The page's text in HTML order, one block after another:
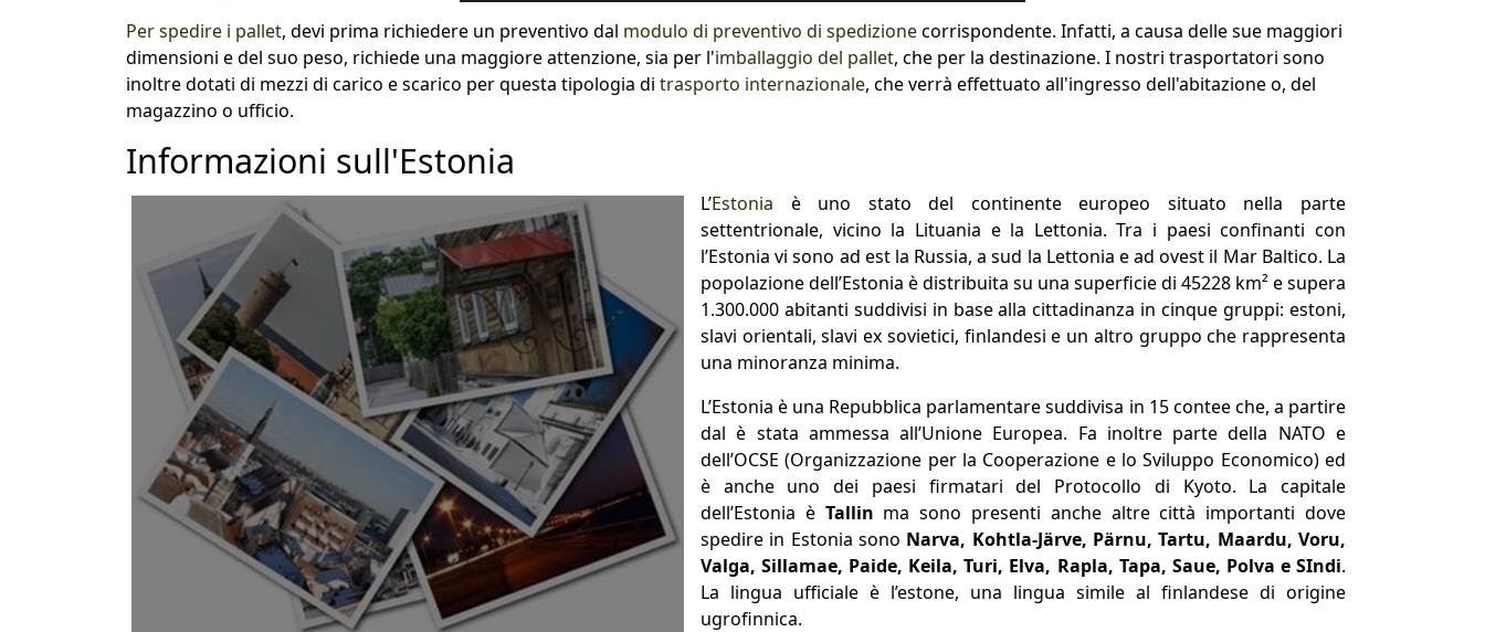
Per spedire i pallet, devi prima richiedere un preventivo dal modulo di preventivo di spedizionecorrispondente. Infatti, a causa delle sue maggiori
dimensioni e del suo peso, richiede una maggiore attenzione, sia per l'imballaggio del pallet, che per la destinazione. I nostri trasportatori sono
inoltre dotati di mezzi di carico e scarico per questa tipologia di trasporto internazionale, che verrà effettuato all'ingresso dell'abitazione o, del
magazzino o ufficio.
Informazioni sull'Estonia
L’Estonia è uno stato del continente europeo situato nella parte
settentrionale, vicino la Lituania e la Lettonia. Tra i paesi confinanti con
l’Estonia vi sono ad est la Russia, a sud la Lettonia e ad ovest il Mar Baltico. La
popolazione dell’Estonia è distribuita su una superficie di 45228 km² e supera
1.300.000 abitanti suddivisi in base alla cittadinanza in cinque gruppi: estoni,
slavi orientali, slavi ex sovietici, finlandesi e un altro gruppo che rappresenta
una minoranza minima.
L’Estonia è una Repubblica parlamentare suddivisa in 15 contee che, a partire
dal è stata ammessa all’Unione Europea. Fa inoltre parte della NATO e
dell’OCSE (Organizzazione per la Cooperazione e lo Sviluppo Economico) ed
è anche uno dei paesi firmatari del Protocollo di Kyoto. La capitale
dell’Estonia è Tallin ma sono presenti anche altre città importanti dove
spedire in Estonia sono Narva, Kohtla-Järve, Pärnu, Tartu, Maardu, Voru,
Valga, Sillamae, Paide, Keila, Turi, Elva, Rapla, Tapa, Saue, Polva e SIndi.
La lingua ufficiale è l’estone, una lingua simile al finlandese di origine
ugrofinnica.